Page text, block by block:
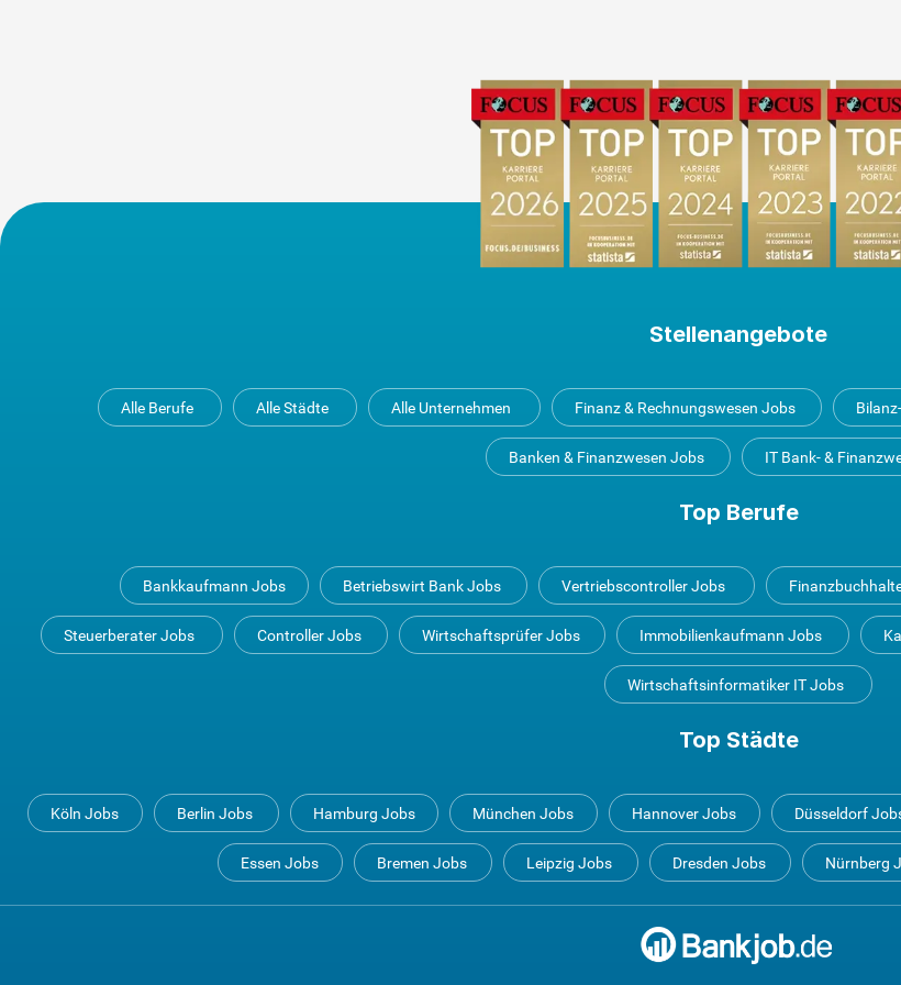
Stellenangebote
Alle Berufe Alle Städte Alle Unternehmen Finanz & Rechnungswesen Jobs
Banken & Finanzwesen Jobs IT Bank- &
Top Berufe
Bankkaufmann Jobs Betriebswirt Bank Jobs Vertriebscontroller Jobs
Steuerberater Jobs Controller Jobs Wirtschaftsprüfer Jobs Immobilienkaufmann Jobs
Wirtschaftsinformatiker IT Jobs
Top Städte
Köln Jobs Berlin Jobs Hamburg Jobs München Jobs Hannover Jobs Düsseldorf
Essen Jobs Bremen Jobs Leipzig Jobs Dresden Jobs Nürnberg